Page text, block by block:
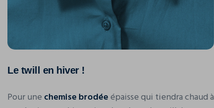
Le twill en hiver !
Pour une chemise brodéeépaisse qui tiendra chaud à